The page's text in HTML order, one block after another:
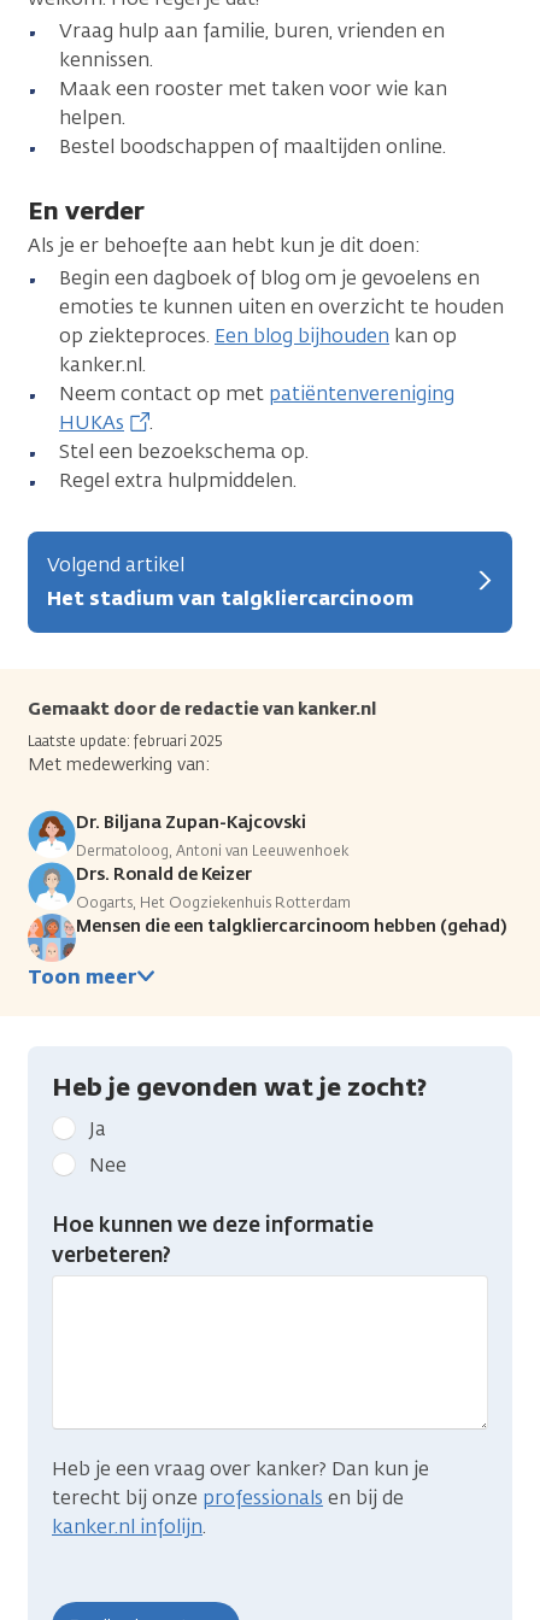
Vraag hulp aan familie, buren, vrienden en
kennissen.
Maak een rooster met taken voor wie kan
helpen.
Bestel boodschappen of maaltijden online.
En verder
Als je er behoefte aan hebt kun je dit doen:
Begin een dagboek of blog om je gevoelens en
emoties te kunnen uiten en overzicht te houden
op ziekteproces. Een blog bijhouden kan op
kanker.nl.
Neem contact op met patiëntenvereniging
HUKAs
.
Stel een bezoekschema op.
Regel extra hulpmiddelen.
Volgend artikel
Het stadium van talgkliercarcinoom
Gemaakt door de redactie van kanker.nl
Laatste update: februari 2025
Met medewerking van:
Dr. Biljana Zupan-Kajcovski
Dermatoloog, Antoni van Leeuwenhoek
Drs. Ronald de Keizer
Oogarts, Het Oogziekenhuis Rotterdam
Mensen die een talgkliercarcinoom hebben (gehad)
Toon meer
Heb je gevonden wat je zocht?
Geef
kanker.nl
feedback:
Heb
gevonden
Ja
Nee
Hoe kunnen we deze informatie
verbeteren?
Heb je een vraag over kanker? Dan kun je
terecht bij onze professionals en bij de
kanker.nl infolijn.